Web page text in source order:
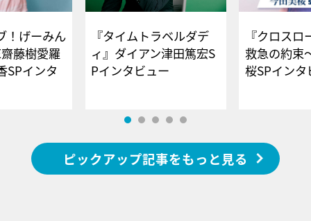
！げーみん
藤樹愛羅
SPインタ
『タイムトラベルダデ
ィ』ダイアン津田篤宏S
Pインタビュー
『クロス
救急の約束
桜SPイ
ピックアップ記事をもっと見る